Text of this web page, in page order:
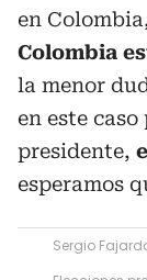
en
Colombia
la menor
en este
presidente,
esperamos
Sergio